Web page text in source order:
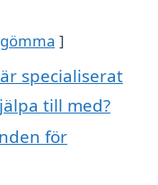
gömma
specialiserat
till med?
för